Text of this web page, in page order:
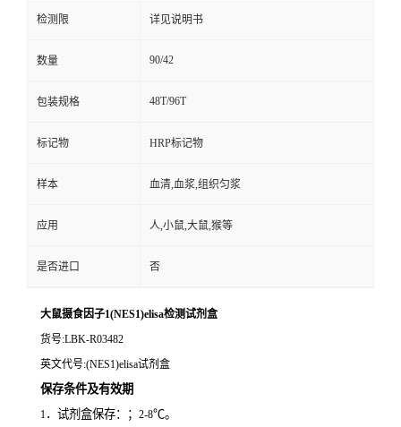
检测限 详见说明书
数量 90/42
包装规格 48T/96T
标记物 HRP标记物
样本 血清,血浆,组织匀浆
应用 人,小鼠,大鼠,猴等
是否进口 否
大鼠摄食因子1(NES1)elisa检测试剂盒
货号:LBK-R03482
英文代号:(NES1)elisa试剂盒
保存条件及有效期
1．试剂盒保存：； 2-8℃。